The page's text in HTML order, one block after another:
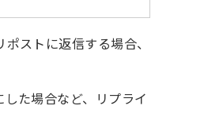
ストに返信する場合、
た場合など、リプライ